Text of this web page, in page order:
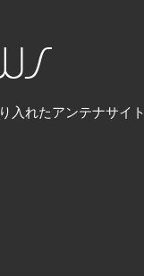
入れたアンテナサイト